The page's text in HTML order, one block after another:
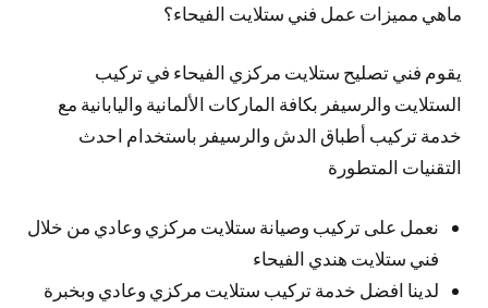
ماهي مميزات عمل فني ستلايت الفيحاء؟
يقوم فني تصليح ستلايت مركزي الفيحاء في تركيب
الستلايت والرسيفر بكافة الماركات الألمانية واليابانية مع
خدمة تركيب أطباق الدش والرسيفر باستخدام احدث
التقنيات المتطورة
نعمل على تركيب وصيانة ستلايت مركزي وعادي من خلال
فني ستلايت هندي الفيحاء
لدينا افضل خدمة تركيب ستلايت مركزي وعادي وبخبرة